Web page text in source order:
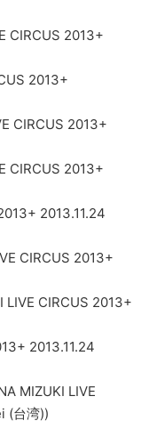
CIRCUS 2013+
2013+
CIRCUS 2013+
CIRCUS 2013+
2013.11.24
CIRCUS 2013+
LIVE CIRCUS 2013+
2013.11.24
MIZUKI LIVE
(台湾))